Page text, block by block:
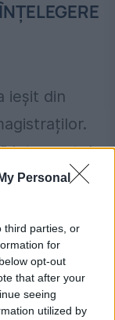
Personal
third parties, or
for
opt-out
that after your
seeing
utilized by
ieșit din
interpretul
având